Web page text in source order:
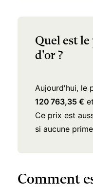
Quel est
d'or ?
Aujourd'hui, le
120 763,35 € et
Ce prix est
si aucune
Comment